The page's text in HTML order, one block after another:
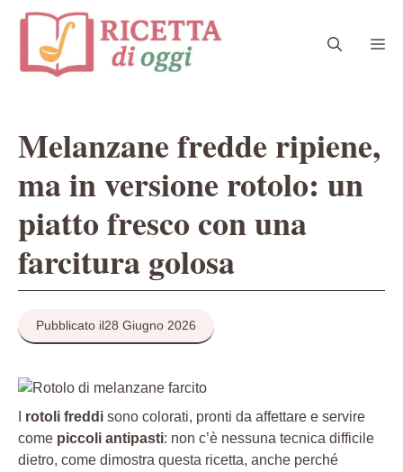
contenuto
Melanzane fredde ripiene,
ma in versione rotolo: un
piatto fresco con una
farcitura golosa
Pubblicato il28 Giugno 2026
rotoli freddi sono colorati, pronti da affettare e servire
come piccoli antipasti: non c’è nessuna tecnica difficile
dietro, come dimostra questa ricetta, anche perché